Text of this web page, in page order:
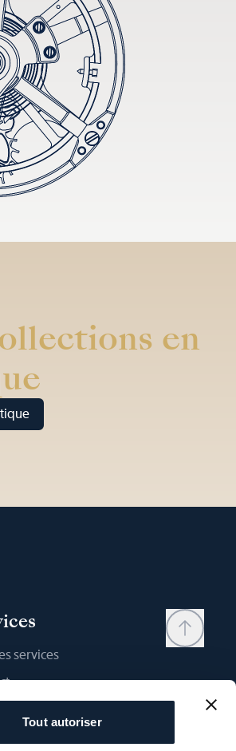
Tout autoriser
en
services